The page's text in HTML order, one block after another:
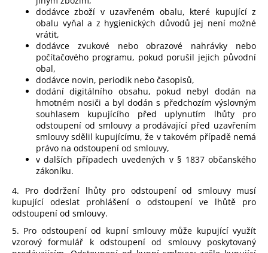
dodávce zboží v uzavřeném obalu, které kupující z
obalu vyňal a z hygienických důvodů jej není možné
vrátit,
dodávce zvukové nebo obrazové nahrávky nebo
počítačového programu, pokud porušil jejich původní
obal,
dodávce novin, periodik nebo časopisů,
dodání digitálního obsahu, pokud nebyl dodán na
hmotném nosiči a byl dodán s předchozím výslovným
souhlasem kupujícího před uplynutím lhůty pro
odstoupení od smlouvy a prodávající před uzavřením
smlouvy sdělil kupujícímu, že v takovém případě nemá
právo na odstoupení od smlouvy,
v dalších případech uvedených v § 1837 občanského
zákoníku.
4. Pro dodržení lhůty pro odstoupení od smlouvy musí
kupující odeslat prohlášení o odstoupení ve lhůtě pro
odstoupení od smlouvy.
5. Pro odstoupení od kupní smlouvy může kupující využít
vzorový formulář k odstoupení od smlouvy poskytovaný